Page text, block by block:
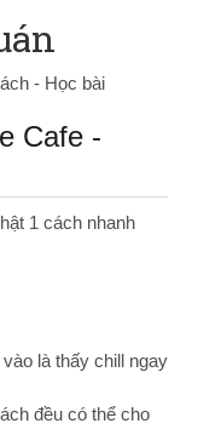
- Học bài
Cafe -
1 cách nhanh
là thấy chill ngay
đều có thể cho